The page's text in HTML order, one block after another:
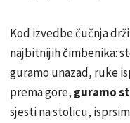
Kod izvedbe čučnja
najbitnijih čimbenika:
guramo unazad, ruke
prema gore, guramo
sjesti na stolicu,